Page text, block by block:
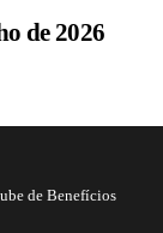
de 2026
de Benefícios